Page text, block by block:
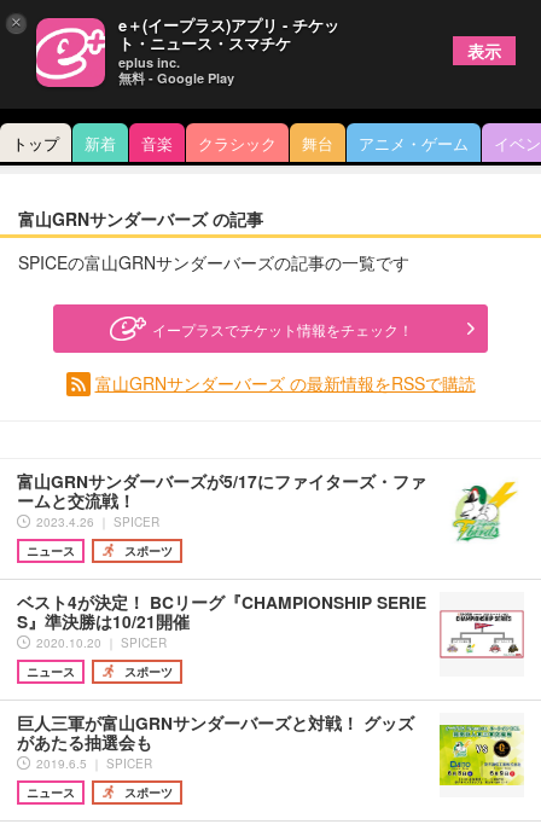
トップ 新着 音楽 クラシック 舞台 アニメ・ゲーム イベ
富山GRNサンダーバーズ の記事
SPICEの富山GRNサンダーバーズの記事の一覧です
イープラスでチケット情報をチェック！
富山GRNサンダーバーズ の最新情報をRSSで購読
富山GRNサンダーバーズが5/17にファイターズ・ファ
ームと交流戦！
2023.4.26 ｜ SPICER
ニュース
スポーツ
ベスト4が決定！ BCリーグ『CHAMPIONSHIP SERIE
S』準決勝は10/21開催
2020.10.20 ｜ SPICER
ニュース
スポーツ
巨人三軍が富山GRNサンダーバーズと対戦！ グッズ
があたる抽選会も
2019.6.5 ｜ SPICER
ニュース
スポーツ
× e＋(イープラス)アプリ - チケッ
ト・ニュース・スマチケ
eplus inc.
無料 - Google Play
表示